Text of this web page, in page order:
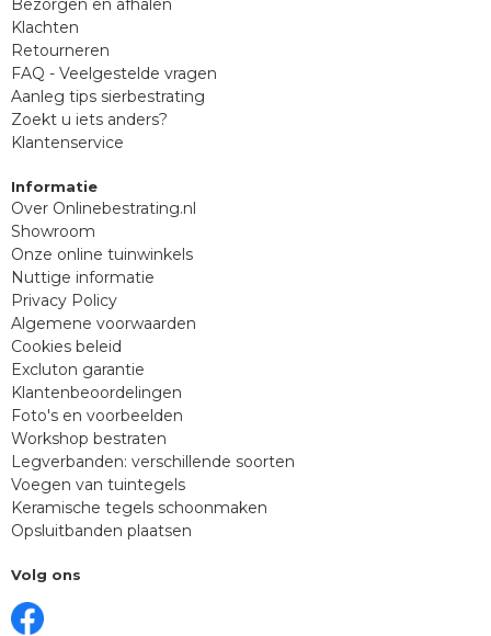
Bezorgen en afhalen
Klachten
Retourneren
FAQ - Veelgestelde vragen
Aanleg tips sierbestrating
Zoekt u iets anders?
Klantenservice
Informatie
Over Onlinebestrating.nl
Showroom
Onze online tuinwinkels
Nuttige informatie
Privacy Policy
Algemene voorwaarden
Cookies beleid
Excluton garantie
Klantenbeoordelingen
Foto's en voorbeelden
Workshop bestraten
Legverbanden: verschillende soorten
Voegen van tuintegels
Keramische tegels schoonmaken
Opsluitbanden plaatsen
Volg ons